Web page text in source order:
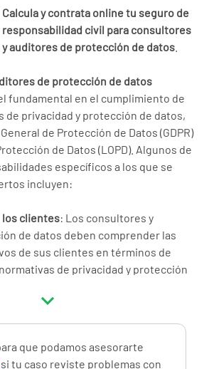
Calcula y contrata online tu seguro de
responsabilidad civil para consultores
y auditores de protección de datos
de protección de datos
fundamental en el cumplimiento de
de privacidad y protección de datos,
de Protección de Datos (GDPR)
de Datos (LOPD). Algunos de
específicos a los que se
incluyen:
los clientes: Los consultores y
de datos deben comprender las
de sus clientes en términos de
de privacidad y protección
efectiva, realizar reuniones
los clientes.
que podamos asesorarte
si tu caso reviste problemas con